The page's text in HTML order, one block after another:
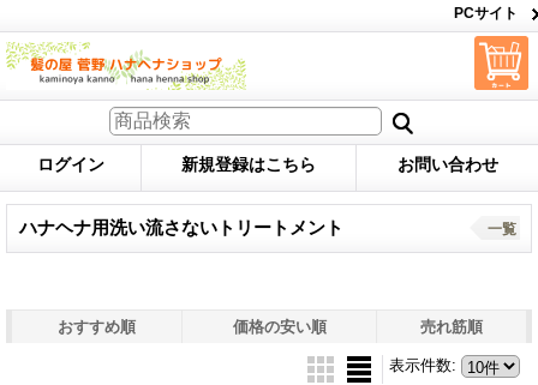
PCサイト
ログイン 新規登録はこちら お問い合わせ
ハナヘナ用洗い流さないトリートメント 一覧
おすすめ順 価格の安い順 売れ筋順
表示件数: